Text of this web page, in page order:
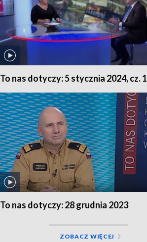
To nas dotyczy: 5 stycznia 2024, cz. 1
To nas dotyczy: 28 grudnia 2023
ZOBACZ WIĘCEJ